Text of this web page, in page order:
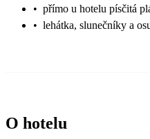
• přímo u hotelu písčitá
• lehátka, slunečníky a
O hotelu